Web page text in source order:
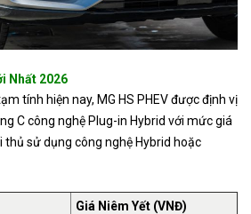
Nhất 2026
tính hiện nay, MG HS PHEV được định vị
C công nghệ Plug-in Hybrid với mức giá
thủ sử dụng công nghệ Hybrid hoặc
Giá Niêm Yết (VNĐ)